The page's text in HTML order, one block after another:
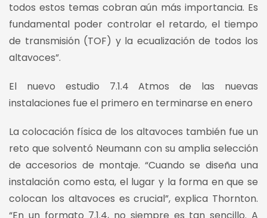
todos estos temas cobran aún más importancia. Es
fundamental poder controlar el retardo, el tiempo
de transmisión (TOF) y la ecualización de todos los
altavoces”.
El nuevo estudio 7.1.4 Atmos de las nuevas
instalaciones fue el primero en terminarse en enero
La colocación física de los altavoces también fue un
reto que solventó Neumann con su amplia selección
de accesorios de montaje. “Cuando se diseña una
instalación como esta, el lugar y la forma en que se
colocan los altavoces es crucial”, explica Thornton.